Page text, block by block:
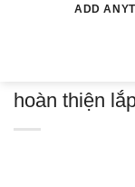
ADD
hoàn thiện